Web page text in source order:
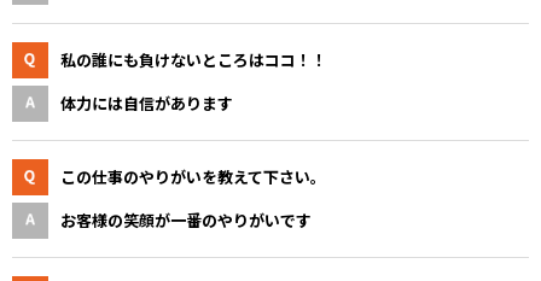
私の誰にも負けないところはココ！！
体力には自信があります
この仕事のやりがいを教えて下さい。
お客様の笑顔が一番のやりがいです